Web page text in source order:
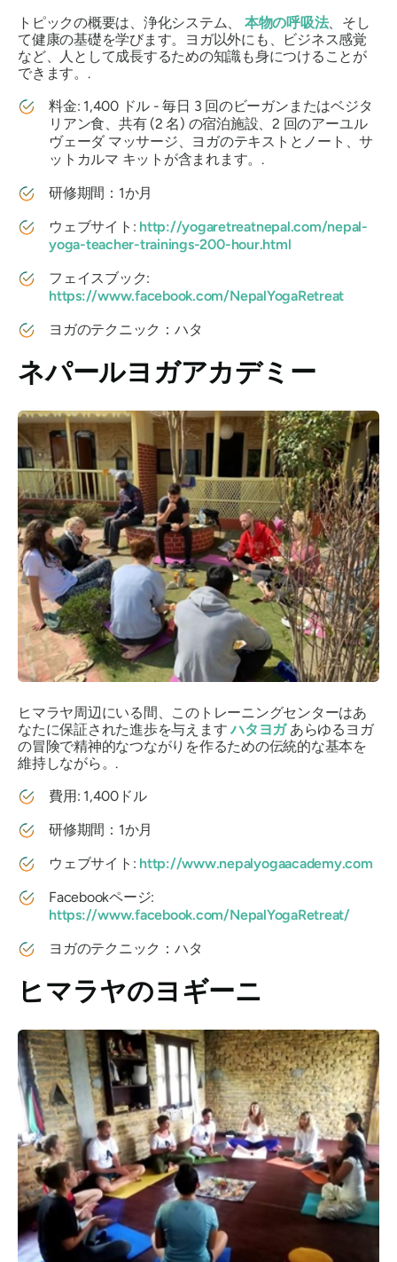
トピックの概要は、浄化システム、 本物の呼吸法、そし
て健康の基礎を学びます。ヨガ以外にも、ビジネス感覚
など、人として成長するための知識も身につけることが
できます。.
料金: 1,400 ドル - 毎日 3 回のビーガンまたはベジタ
リアン食、共有 (2 名) の宿泊施設、2 回のアーユル
ヴェーダ マッサージ、ヨガのテキストとノート、サ
ットカルマ キットが含まれます。.
研修期間：1か月
ウェブサイト: http://yogaretreatnepal.com/nepal-
yoga-teacher-trainings-200-hour.html
フェイスブック:
https://www.facebook.com/NepalYogaRetreat
ヨガのテクニック：ハタ
ネパールヨガアカデミー
ヒマラヤ周辺にいる間、このトレーニングセンターはあ
なたに保証された進歩を与えますハタヨガあらゆるヨガ
の冒険で精神的なつながりを作るための伝統的な基本を
維持しながら。.
費用: 1,400ドル
研修期間：1か月
ウェブサイト: http://www.nepalyogaacademy.com
Facebookページ:
https://www.facebook.com/NepalYogaRetreat/
ヨガのテクニック：ハタ
ヒマラヤのヨギーニ